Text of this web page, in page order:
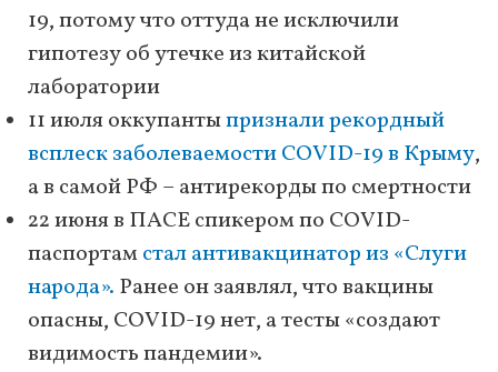
19, потому что оттуда не исключили
гипотезу об утечке из китайской
лаборатории
11 июля оккупантыпризнали рекордный
всплеск заболеваемости COVID-19 в Крыму,
а в самой РФ – антирекорды по смертности
22 июня в ПАСЕ спикером по COVID-
паспортамстал антивакцинатор из «Слуги
народа». Ранее он заявлял, что вакцины
опасны, COVID-19 нет, а тесты «создают
видимость пандемии».